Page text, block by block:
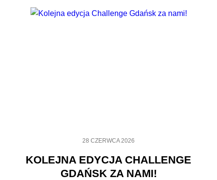
28 CZERWCA 2026
KOLEJNA EDYCJA CHALLENGE
GDAŃSK ZA NAMI!